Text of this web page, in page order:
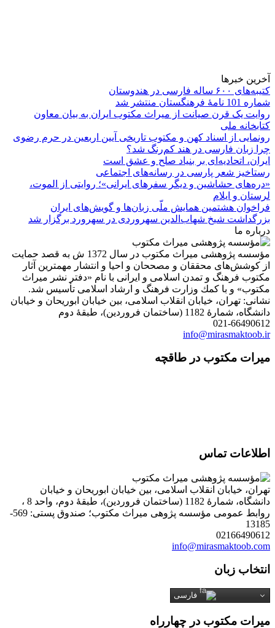
آخرین خبرها
کتیبه‌های ۶۰۰ ساله فارسی در هندوستان
شماره 101 نامۀ فرهنگستان منتشر شد
روایت یک قرن صیانت از میراث مکتوب ایران به بیان معاون
کتابخانه ملی
رونمایی از اسناد کهن و مکتوب تاریخی آیین اربعین در حرم رضوی
چرا زبان فارسی در هند کم‌رنگ شد؟
ایران، اتحادیه‌ای بر بنیاد صلح و عشق است
رستاخیز شعر پارسی در رسانه‌های اجتماعی
«دره‌های حشاشین و دیگر سفرهای ایرانی»؛ روایتی از الموت،
لرستان و ایلام
فراخوان هشتمین همایش ملّی زبان‌ها و گویش‌های ایران
بزرگداشت شیخ شهاب‌الدین سهروردی در سهرورد برگزار شد
درباره ما
مؤسسه پژوهشی میراث مكتوب در سال 1372 ش به قصد حمایت
از كوشش‌های محققان و مصححان و احیا و انتشار مهمترین آثار
مكتوب فرهنگ و تمدن اسلامی و ایرانی با نام «دفتر نشر میراث
مكتوب» و با كمك وزارت فرهنگ و ارشاد اسلامی تأسیس شد.
نشانی: تهران، خیابان انقلاب اسلامی، بین خیابان ابوریحان و خیابان
دانشگاه، شمارۀ 1182 (ساختمان فروردین)، طبقۀ دوم
021-66490612
info@mirasmaktoob.ir
میرات مکتوب در طاقچه
اطلاعات تماس
تهران، خیابان انقلاب اسلامی، بین خیابان ابوریحان و خیابان
دانشگاه، شمارۀ 1182 (ساختمان فروردین)، طبقۀ دوم، واحد 8 ،
روابط عمومی مؤسسه پژوهی میراث مکتوب؛ صندوق پستی: 569-
13185
02166490612
info@mirasmaktoob.com
انتخاب زبان
فارسی
میرات مکتوب در چهارراه